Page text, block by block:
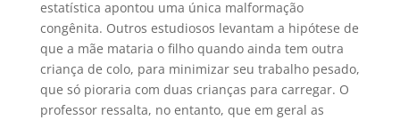
estatística apontou uma única malformação
congênita. Outros estudiosos levantam a hipótese de
que a mãe mataria o filho quando ainda tem outra
criança de colo, para minimizar seu trabalho pesado,
que só pioraria com duas crianças para carregar. O
professor ressalta, no entanto, que em geral as